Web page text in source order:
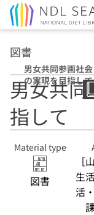
図書
男女共同参画社会
の実現を目指して
男女共
指して
Material type
図書
［
生
活